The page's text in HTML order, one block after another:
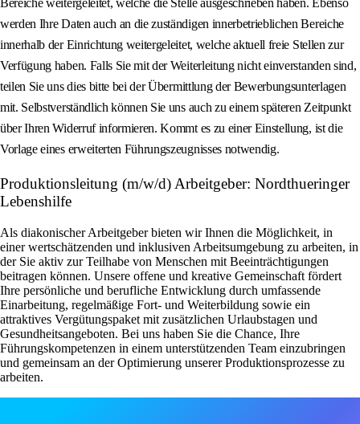
Bereiche weitergeleitet, welche die Stelle ausgeschrieben haben. Ebenso
werden Ihre Daten auch an die zuständigen innerbetrieblichen Bereiche
innerhalb der Einrichtung weitergeleitet, welche aktuell freie Stellen zur
Verfügung haben. Falls Sie mit der Weiterleitung nicht einverstanden sind,
teilen Sie uns dies bitte bei der Übermittlung der Bewerbungsunterlagen
mit. Selbstverständlich können Sie uns auch zu einem späteren Zeitpunkt
über Ihren Widerruf informieren. Kommt es zu einer Einstellung, ist die
Vorlage eines erweiterten Führungszeugnisses notwendig.
Produktionsleitung (m/w/d) Arbeitgeber: Nordthueringer
Lebenshilfe
Als diakonischer Arbeitgeber bieten wir Ihnen die Möglichkeit, in
einer wertschätzenden und inklusiven Arbeitsumgebung zu arbeiten, in
der Sie aktiv zur Teilhabe von Menschen mit Beeinträchtigungen
beitragen können. Unsere offene und kreative Gemeinschaft fördert
Ihre persönliche und berufliche Entwicklung durch umfassende
Einarbeitung, regelmäßige Fort- und Weiterbildung sowie ein
attraktives Vergütungspaket mit zusätzlichen Urlaubstagen und
Gesundheitsangeboten. Bei uns haben Sie die Chance, Ihre
Führungskompetenzen in einem unterstützenden Team einzubringen
und gemeinsam an der Optimierung unserer Produktionsprozesse zu
arbeiten.